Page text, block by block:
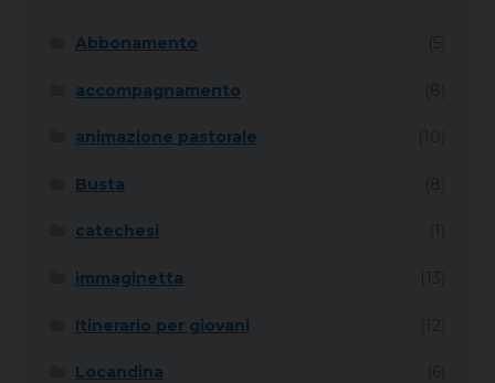
Abbonamento
accompagnamento
animazione pastorale
Busta
catechesi
immaginetta
Itinerario per giovani
Locandina